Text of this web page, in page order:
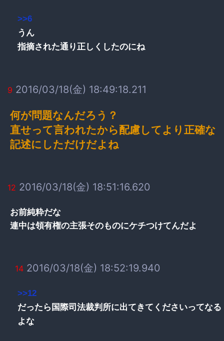
>>6
うん
指摘された通り正しくしたのにね
9 2016/03/18(金) 18:49:18.211
何が問題なんだろう？
直せって言われたから配慮してより正確な
記述にしただけだよね
12 2016/03/18(金) 18:51:16.620
お前純粋だな
連中は領有権の主張そのものにケチつけてんだよ
14 2016/03/18(金) 18:52:19.940
>>12
だったら国際司法裁判所に出てきてくださいってなる
よな